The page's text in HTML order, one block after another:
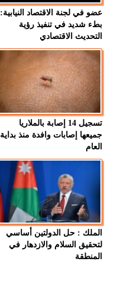
عضو في لجنة الاقتصاد النيابية:
بطء شديد في تنفيذ رؤية
التحديث الاقتصادي
تسجيل 14 إصابة بالملاريا
جميعها إصابات وافدة منذ بداية
العام
الملك : حل الدولتين أساسي
لتحقيق السلام والازدهار في
المنطقة